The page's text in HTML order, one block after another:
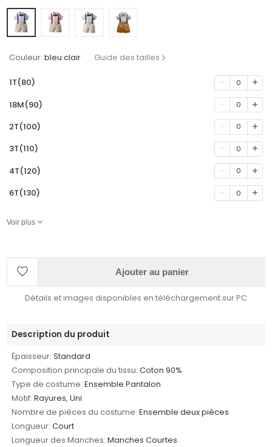
Couleur: bleu clair Guide des tailles
1T(80) 0
18M(90) 0
2T(100) 0
3T(110) 0
4T(120) 0
6T(130) 0
Voir plus
Ajouter au panier
Détails et images disponibles en téléchargement sur PC
Description du produit
Épaisseur: Standard
Composition principale du tissu: Coton 90%
Type de costume: Ensemble Pantalon
Motif: Rayures, Uni
Nombre de pièces du costume: Ensemble deux pièces
Longueur: Court
Longueur des Manches: Manches Courtes